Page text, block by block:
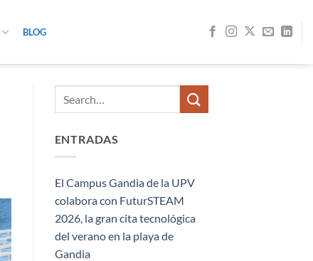
BLOG
ENTRADAS
El Campus Gandia de la UPV
colabora con FuturSTEAM
2026, la gran cita tecnológica
del verano en la playa de
Gandia